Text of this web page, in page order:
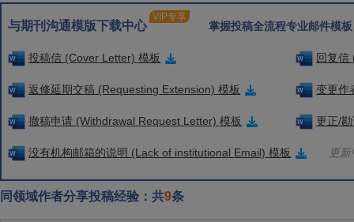
与期刊沟通模版下载中心
VIP专享
掌握投稿全流程专业邮件模
投稿信 (Cover Letter) 模板 回复信
返修延期交稿 (Requesting Extension) 模板 变更作
撤稿申请 (Withdrawal Request Letter) 模板 更正/
没有机构邮箱的说明 (Lack of institutional Email) 模板 更
同领域作者分享投稿经验：共9条